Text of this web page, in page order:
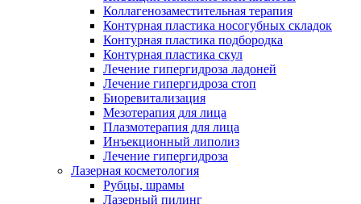
Коллагенозаместительная терапия
Контурная пластика носогубных складок
Контурная пластика подбородка
Контурная пластика скул
Лечение гипергидроза ладоней
Лечение гипергидроза стоп
Биоревитализация
Мезотерапия для лица
Плазмотерапия для лица
Инъекционный липолиз
Лечение гипергидроза
Лазерная косметология
Рубцы, шрамы
Лазерный пилинг